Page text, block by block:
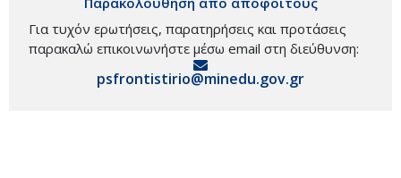
Για τυχόν ερωτήσεις, παρατηρήσεις και προτάσεις
παρακαλώ επικοινωνήστε μέσω email στη διεύθυνση:
psfrontistirio@minedu.gov.gr